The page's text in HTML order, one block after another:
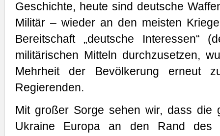
Geschichte, heute sind deutsche
Militär – wieder an den meisten
Bereitschaft „deutsche
militärischen Mitteln durchzusetzen,
Mehrheit der Bevölkerung erneut
Regierenden.
Mit großer Sorge sehen wir, dass die
Ukraine Europa an den Rand des